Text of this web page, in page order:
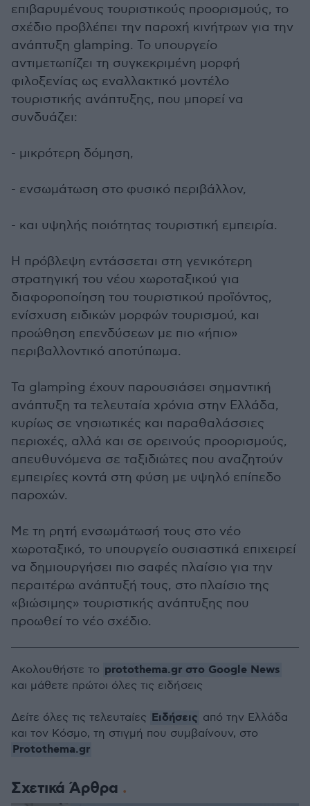
επιβαρυμένους τουριστικούς προορισμούς, το
σχέδιο προβλέπει την παροχή κινήτρων για την
ανάπτυξη glamping. Το υπουργείο
αντιμετωπίζει τη συγκεκριμένη μορφή
φιλοξενίας ως εναλλακτικό μοντέλο
τουριστικής ανάπτυξης, που μπορεί να
συνδυάζει:
- μικρότερη δόμηση,
- ενσωμάτωση στο φυσικό περιβάλλον,
- και υψηλής ποιότητας τουριστική εμπειρία.
Η πρόβλεψη εντάσσεται στη γενικότερη
στρατηγική του νέου χωροταξικού για
διαφοροποίηση του τουριστικού προϊόντος,
ενίσχυση ειδικών μορφών τουρισμού, και
προώθηση επενδύσεων με πιο «ήπιο»
περιβαλλοντικό αποτύπωμα.
Τα glamping έχουν παρουσιάσει σημαντική
ανάπτυξη τα τελευταία χρόνια στην Ελλάδα,
κυρίως σε νησιωτικές και παραθαλάσσιες
περιοχές, αλλά και σε ορεινούς προορισμούς,
απευθυνόμενα σε ταξιδιώτες που αναζητούν
εμπειρίες κοντά στη φύση με υψηλό επίπεδο
παροχών.
Με τη ρητή ενσωμάτωσή τους στο νέο
χωροταξικό, το υπουργείο ουσιαστικά επιχειρεί
να δημιουργήσει πιο σαφές πλαίσιο για την
περαιτέρω ανάπτυξή τους, στο πλαίσιο της
«βιώσιμης» τουριστικής ανάπτυξης που
προωθεί το νέο σχέδιο.
Σχετικά Άρθρα
Ακολουθήστε το protothema.gr στο Google News
και μάθετε πρώτοι όλες τις ειδήσεις
Δείτε όλες τις τελευταίες Ειδήσεις από την Ελλάδα
και τον Κόσμο, τη στιγμή που συμβαίνουν, στο
Protothema.gr